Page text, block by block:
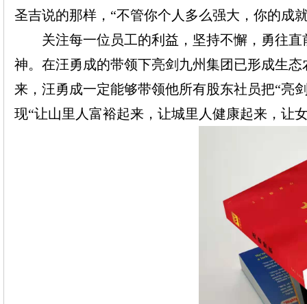
圣吉说的那样，“不管你个人多么强大，你的成
关注每一位员工的利益，坚持不懈，勇往直
神。在汪勇成的带领下亮剑九州集团已形成生
来，汪勇成一定能够带领他所有股东社员把“亮
现“让山里人富裕起来，让城里人健康起来，让